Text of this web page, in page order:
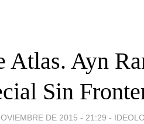
Atlas. Ayn
Sin
DE 2015 - 21:29 -